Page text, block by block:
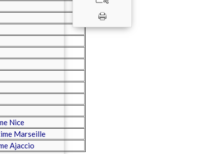
Nice
Marseille
Ajaccio